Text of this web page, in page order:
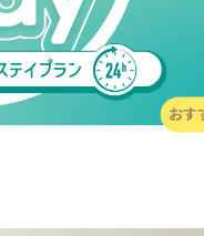
おす